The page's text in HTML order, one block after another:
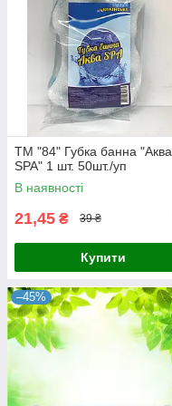
ТМ "84" Губка банна "Аква
SPA" 1 шт. 50шт./уп
В наявності
21,45 ₴ 39 ₴
Купити
–45%